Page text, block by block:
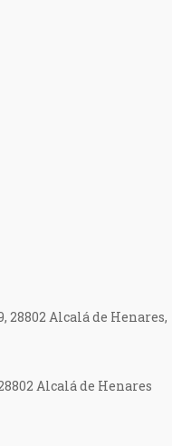
Alcalá de Henares,
Alcalá de Henares